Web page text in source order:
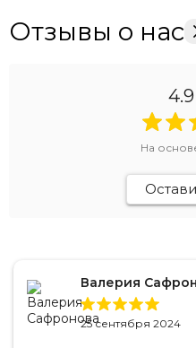
Отзывы о нас
4.9
На
Валерия
25 сентября 2024